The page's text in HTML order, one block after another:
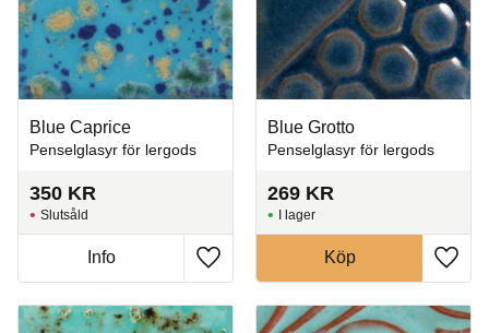
Blue Caprice
Penselglasyr för lergods
350 KR
Lägg till i favoriter
Slutsåld
Info
Blue Grotto
Penselglasyr för lergods
269 KR
Lägg
I lager
Köp